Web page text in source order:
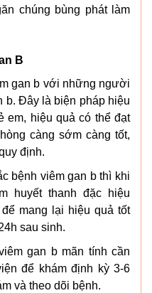
chúng bùng phát làm
B
gan b với những người
b. Đây là biện pháp hiệu
em, hiệu quả có thể đạt
càng sớm càng tốt,
định.
bệnh viêm gan b thì khi
huyết thanh đặc hiệu
mang lại hiệu quả tốt
sau sinh.
gan b mãn tính cần
để khám định kỳ 3-6
và theo dõi bệnh.